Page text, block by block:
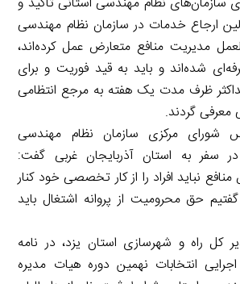
ارجاع خدمات در سازمان نظام مهندسی
مدیریت منافع متعارض عمل کرده‌اند،
شده‌اند و باید به قید فوریت و برای
ظرف مدت یک هفته به مرجع انتظامی
معرفی گردند.
شورای مرکزی سازمان نظام مهندسی
سفر به استان آذربایجان غربی گفت:
نباید افراد را از کار تخصصی خود کنار
حق محرومیت از پروانه اشتغال باید
کل راه و شهرسازی استان یزد، در نامه
انتخابات نهمین دوره هیات مدیره